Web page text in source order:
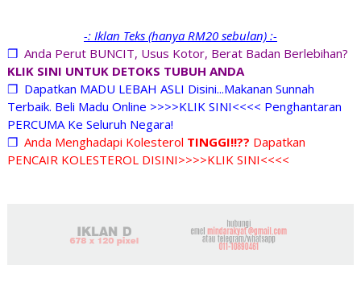
-: Iklan Teks (hanya RM20 sebulan) :-
❐ Anda Perut BUNCIT, Usus Kotor, Berat Badan Berlebihan?
KLIK SINI UNTUK DETOKS TUBUH ANDA
❐ Dapatkan MADU LEBAH ASLI Disini...Makanan Sunnah
Terbaik. Beli Madu Online >>>>KLIK SINI<<<< Penghantaran
PERCUMA Ke Seluruh Negara!
❐ Anda Menghadapi Kolesterol TINGGI!!?? Dapatkan
PENCAIR KOLESTEROL DISINI>>>>KLIK SINI<<<<